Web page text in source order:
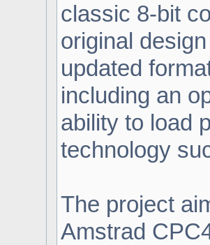
classic 8-bit
original
updated
including an
ability to load
technology
The project
Amstrad